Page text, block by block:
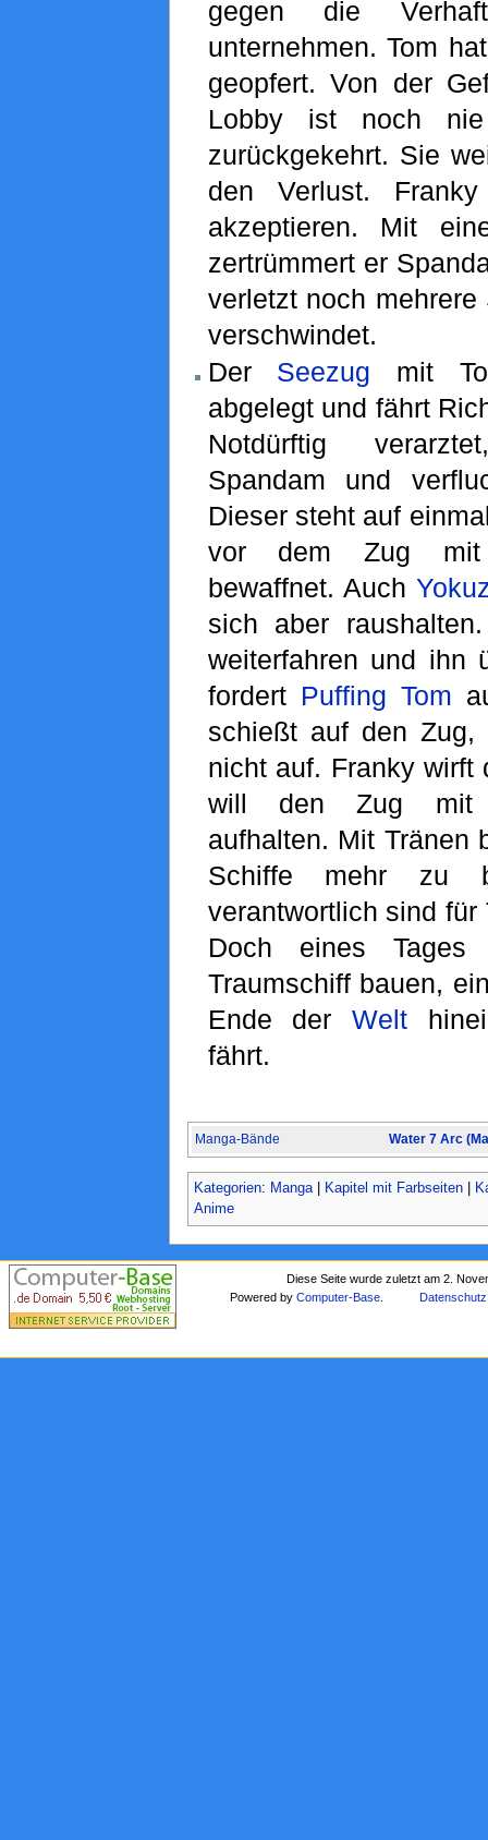
gegen die
unternehmen. Tom
geopfert. Von der
Lobby ist noch nie
zurückgekehrt. Sie
den Verlust.
akzeptieren. Mit
zertrümmert er
verletzt noch
verschwindet.
Der Seezug mit
abgelegt und fährt
Notdürftig
Spandam und
Dieser steht auf
vor dem Zug
bewaffnet. Auch
sich aber
weiterfahren und ihn
fordert Puffing Tom
schießt auf den
nicht auf. Franky wirft
will den Zug mit
aufhalten. Mit Tränen
Schiffe mehr zu
verantwortlich sind für
Doch eines
Traumschiff bauen,
Ende derWelt
fährt.
Manga-Bände Water 7 Arc
Kategorien: Manga| Kapitel mit Farbseiten|
Anime
Diese Seite wurde zuletzt am 2.
Powered byComputer-Base Datenschutz